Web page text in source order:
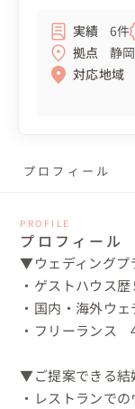
実績 6件
拠点
静
対応地域
プロフィール
PROFILE
プロフィール
▼ウェディングプ
・ゲストハウス
・国内・海外ウ
・フリーランス　
▼ご提案できる結
・レストランで